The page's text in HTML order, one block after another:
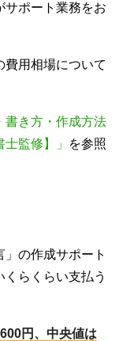
サポート業務をお
費用相場について
書き方・作成方法
監修】」
を参照
の作成サポート
らくらい支払う
円、中央値は